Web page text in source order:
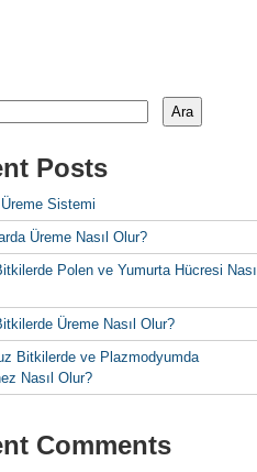
Ara
Posts
Sistemi
Üreme Nasıl Olur?
Polen ve Yumurta Hücresi Nasıl
Üreme Nasıl Olur?
Bitkilerde ve Plazmodyumda
Nasıl Olur?
Comments